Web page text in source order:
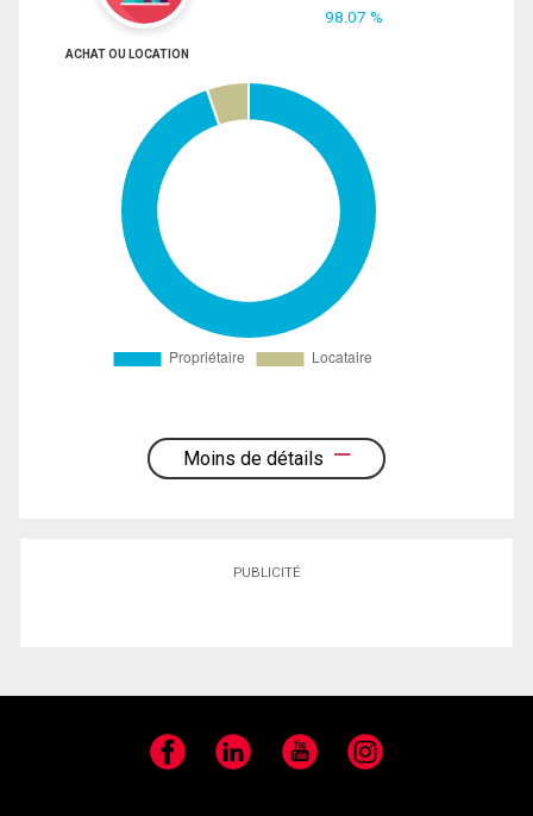
98.07 %
ACHAT OU LOCATION
Moins de détails
PUBLICITÉ
Facebook LinkedIn YouTube Instagram